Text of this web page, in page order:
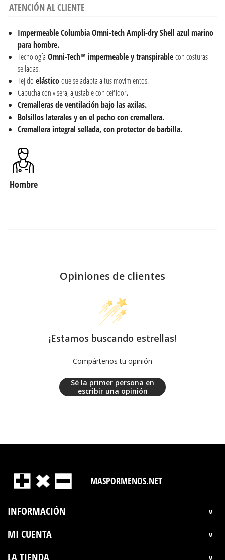
ATENCIÓN AL CLIENTE
Impermeable Columbia Omni-tech Ampli-dry Shell azul marino
para hombre.
Tecnología Omni-Tech™ impermeable y transpirablecon costuras
selladas.
Tejido elásticoque se adapta a tus movimientos.
Capucha con visera, ajustable con ceñidor.
Cremalleras de ventilación bajo las axilas.
Bolsillos laterales y en el pecho con cremallera.
Cremallera integral sellada, con protector de barbilla.
Hombre
Opiniones de clientes
¡Estamos buscando estrellas!
Compártenos tu opinión
Sé la primer persona en
escribir una opinión
MASPORMENOS.NET
INFORMACIÓN
MI CUENTA
LA TIENDA